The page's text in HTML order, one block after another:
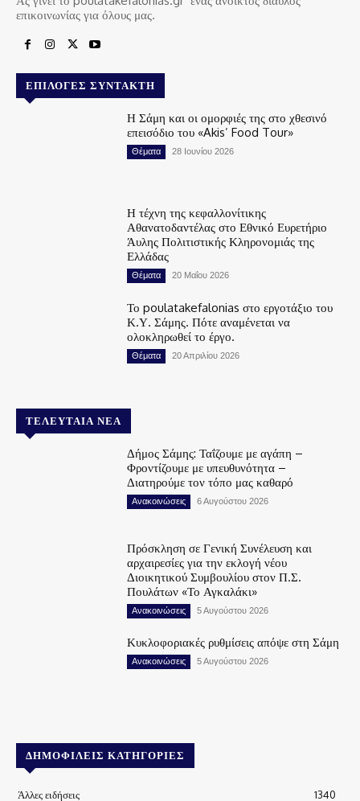
επικοινωνίας για όλους μας.
ΕΠΙΛΟΓΈΣ ΣΥΝΤΆΚΤΗ
Η Σάμη και οι ομορφιές της στο χθεσινό
επεισόδιο του «Akis’ Food Tour»
Θέματα 28 Ιουνίου 2026
Η τέχνη της κεφαλλονίτικης
Αθανατοδαντέλας στο Εθνικό Ευρετήριο
Άυλης Πολιτιστικής Κληρονομιάς της
Ελλάδας
Θέματα 20 Μαΐου 2026
Το poulatakefalonias στο εργοτάξιο του
Κ.Υ. Σάμης. Πότε αναμένεται να
ολοκληρωθεί το έργο.
Θέματα 20 Απριλίου 2026
ΤΕΛΕΥΤΑΊΑ ΝΈΑ
Δήμος Σάμης: Ταΐζουμε με αγάπη –
Φροντίζουμε με υπευθυνότητα –
Διατηρούμε τον τόπο μας καθαρό
Ανακοινώσεις 6 Αυγούστου 2026
Πρόσκληση σε Γενική Συνέλευση και
αρχαιρεσίες για την εκλογή νέου
Διοικητικού Συμβουλίου στον Π.Σ.
Πουλάτων «Το Αγκαλάκι»
Ανακοινώσεις 5 Αυγούστου 2026
Κυκλοφοριακές ρυθμίσεις απόψε στη Σάμη
Ανακοινώσεις 5 Αυγούστου 2026
ΔΗΜΟΦΙΛΕΊΣ ΚΑΤΗΓΟΡΊΕΣ
Άλλες ειδήσεις 1340